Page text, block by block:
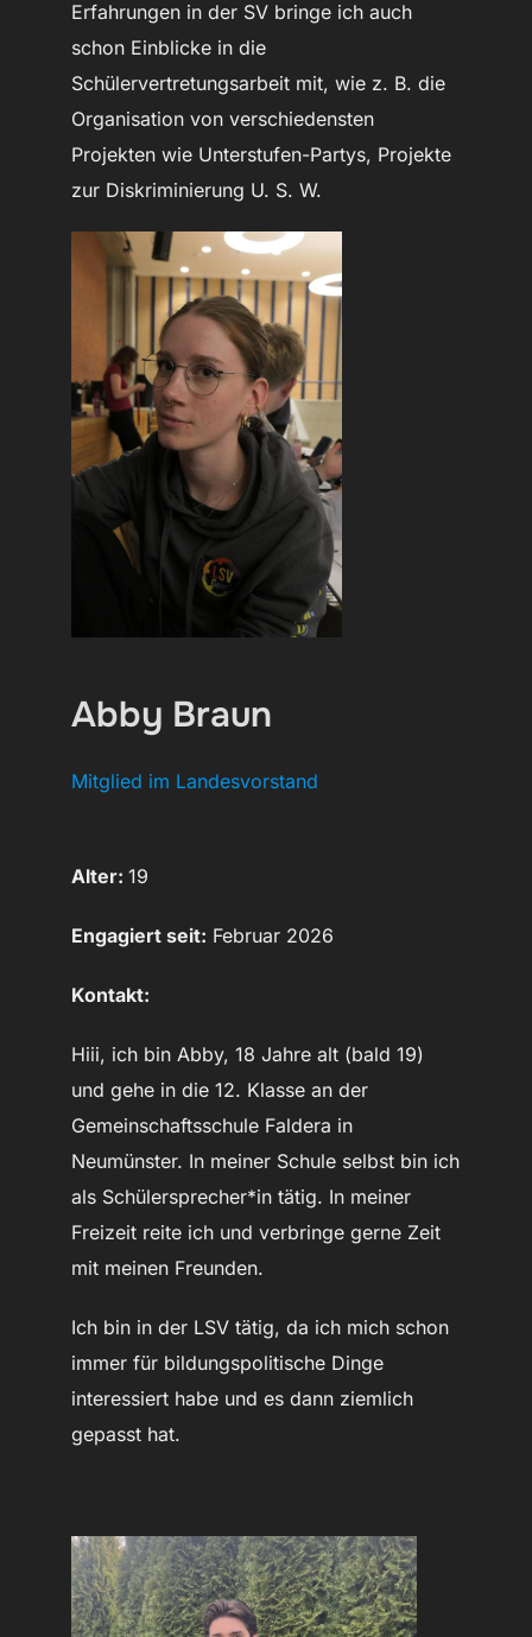
Erfahrungen in der SV bringe ich auch
schon Einblicke in die
Schülervertretungsarbeit mit, wie z. B. die
Organisation von verschiedensten
Projekten wie Unterstufen-Partys, Projekte
zur Diskriminierung U. S. W.
Abby Braun
Mitglied im Landesvorstand
Alter: 19
Engagiert seit: Februar 2026
Kontakt:
Hiii, ich bin Abby, 18 Jahre alt (bald 19)
und gehe in die 12. Klasse an der
Gemeinschaftsschule Faldera in
Neumünster. In meiner Schule selbst bin ich
als Schülersprecher*in tätig. In meiner
Freizeit reite ich und verbringe gerne Zeit
mit meinen Freunden.
Ich bin in der LSV tätig, da ich mich schon
immer für bildungspolitische Dinge
interessiert habe und es dann ziemlich
gepasst hat.